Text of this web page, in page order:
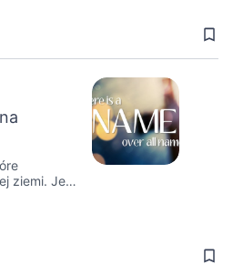
ziemi. Jest